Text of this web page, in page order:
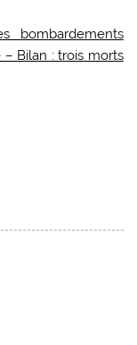
bombardements
Bilan : trois morts